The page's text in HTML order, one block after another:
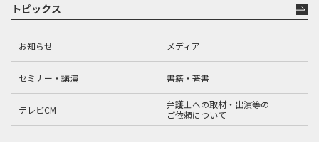
トピックス
お知らせ メディア
セミナー・講演 書籍・著書
テレビCM
弁護士への取材・出演等の
ご依頼について